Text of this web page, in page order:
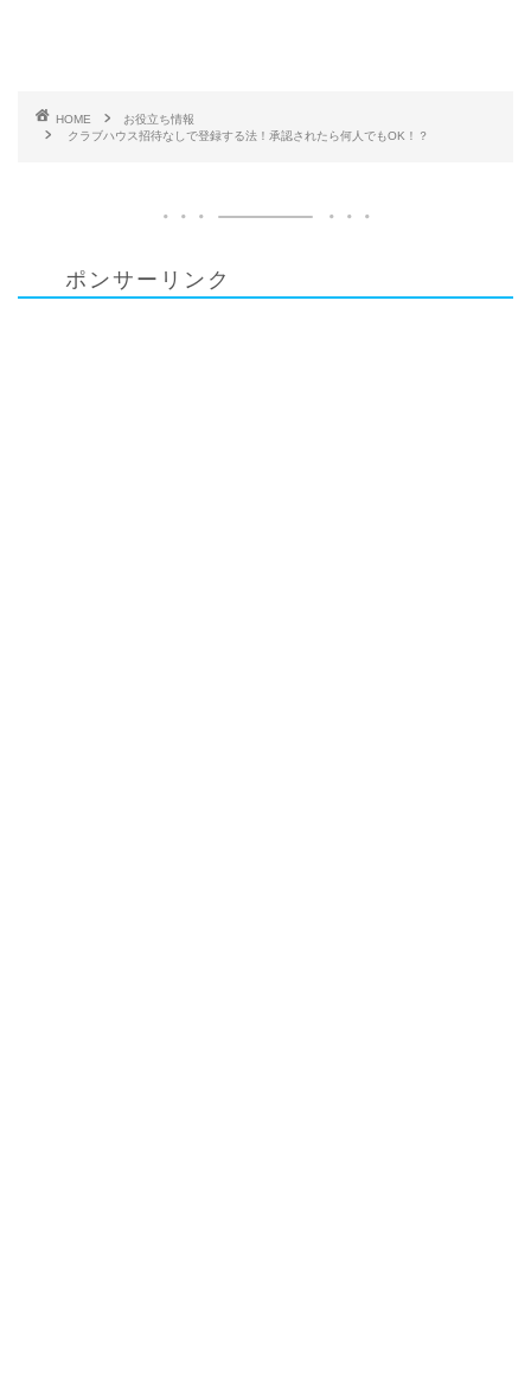
HOME
お役立ち情報
クラブハウス招待なしで登録する法！承認されたら何人でもOK！？
ポンサーリンク